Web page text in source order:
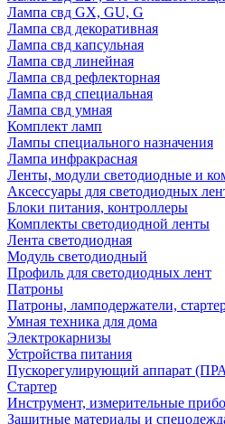
Лампа свд GX, GU, G
Лампа свд декоративная
Лампа свд капсульная
Лампа свд линейная
Лампа свд рефлекторная
Лампа свд специальная
Лампа свд умная
Комплект ламп
Лампы специального назначения
Лампа инфракрасная
Ленты, модули светодиодные и
Аксессуары для светодиодных
Блоки питания, контроллеры
Комплекты светодиодной ленты
Лента светодиодная
Модуль светодиодный
Профиль для светодиодных лент
Патроны
Патроны, ламподержатели,
Умная техника для дома
Электрокарнизы
Устройства питания
Пускорегулирующий аппарат
Стартер
Инструмент, измерительные
Защитные материалы и